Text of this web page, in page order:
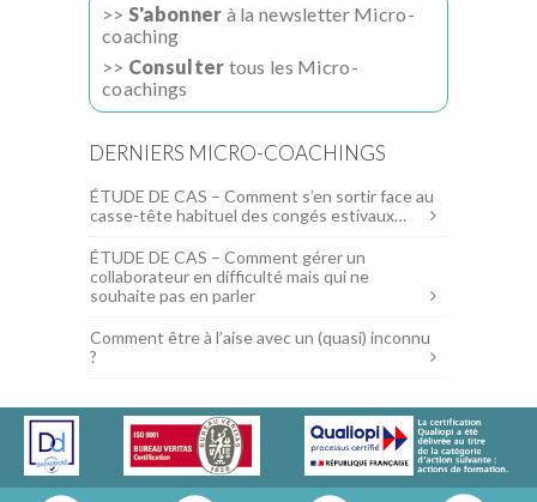
>> S'abonner à la newsletter Micro-
coaching
>> Consulter tous les Micro-
coachings
DERNIERS MICRO-COACHINGS
ÉTUDE DE CAS – Comment s’en sortir face au
casse-tête habituel des congés estivaux…
ÉTUDE DE CAS – Comment gérer un
collaborateur en difficulté mais qui ne
souhaite pas en parler
Comment être à l’aise avec un (quasi) inconnu
?